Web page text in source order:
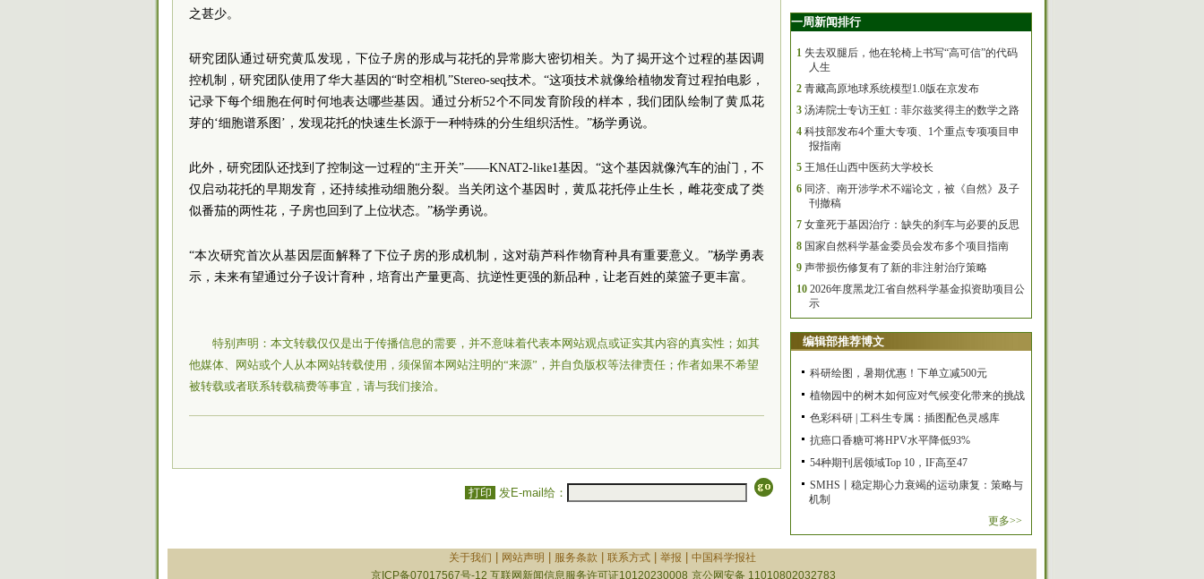
之甚少。
研究团队通过研究黄瓜发现，下位子房的形成与花托的异常膨大密切相关。为了揭开这个过程的基因调
控机制，研究团队使用了华大基因的“时空相机”Stereo-seq技术。“这项技术就像给植物发育过程拍电影，
记录下每个细胞在何时何地表达哪些基因。通过分析52个不同发育阶段的样本，我们团队绘制了黄瓜花
芽的‘细胞谱系图’，发现花托的快速生长源于一种特殊的分生组织活性。”杨学勇说。
此外，研究团队还找到了控制这一过程的“主开关”——KNAT2-like1基因。“这个基因就像汽车的油门，不
仅启动花托的早期发育，还持续推动细胞分裂。当关闭这个基因时，黄瓜花托停止生长，雌花变成了类
似番茄的两性花，子房也回到了上位状态。”杨学勇说。
“本次研究首次从基因层面解释了下位子房的形成机制，这对葫芦科作物育种具有重要意义。”杨学勇表
示，未来有望通过分子设计育种，培育出产量更高、抗逆性更强的新品种，让老百姓的菜篮子更丰富。
特别声明：本文转载仅仅是出于传播信息的需要，并不意味着代表本网站观点或证实其内容的真实性；如其
他媒体、网站或个人从本网站转载使用，须保留本网站注明的“来源”，并自负版权等法律责任；作者如果不希望
被转载或者联系转载稿费等事宜，请与我们接洽。
打印 发E-mail给：
一周新闻排行
1 失去双腿后，他在轮椅上书写“高可信”的代码
人生
2 青藏高原地球系统模型1.0版在京发布
3 汤涛院士专访王虹：菲尔兹奖得主的数学之路
4 科技部发布4个重大专项、1个重点专项项目申
报指南
5 王旭任山西中医药大学校长
6 同济、南开涉学术不端论文，被《自然》及子
刊撤稿
7 女童死于基因治疗：缺失的刹车与必要的反思
8 国家自然科学基金委员会发布多个项目指南
9 声带损伤修复有了新的非注射治疗策略
10 2026年度黑龙江省自然科学基金拟资助项目公
示
编辑部推荐博文
科研绘图，暑期优惠！下单立减500元
植物园中的树木如何应对气候变化带来的挑战
色彩科研 | 工科生专属：插图配色灵感库
抗癌口香糖可将HPV水平降低93%
54种期刊居领域Top 10，IF高至47
SMHS丨稳定期心力衰竭的运动康复：策略与
机制
更多>>
关于我们 网站声明 服务条款 联系方式| 举报
中国科学报社
京ICP备07017567号-12 互联网新闻信息服务许可证10120230008 京公网安备 11010802032783